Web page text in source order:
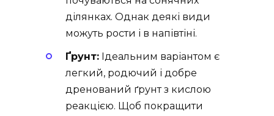
ділянках. Однак деякі види
можуть рости і в напівтіні.
Ґрунт: Ідеальним варіантом є
легкий, родючий і добре
дренований ґрунт з кислою
реакцією. Щоб покращити